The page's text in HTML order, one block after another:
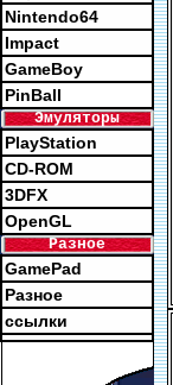
Nintendo64
Impact
GameBoy
PinBall
Эмуляторы
PlayStation
CD-ROM
3DFX
OpenGL
Разное
GamePad
Разное
ссылки